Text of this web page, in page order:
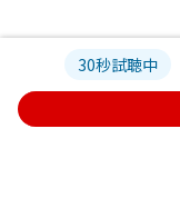
30秒試聴中